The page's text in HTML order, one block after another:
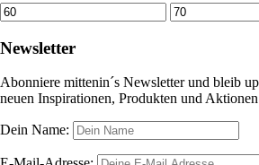
Min.
Preis
Max.
Preis
Newsletter
Abonniere mittenin´s Newsletter und bleib
neuen Inspirationen, Produkten und Aktionen
Dein Name: